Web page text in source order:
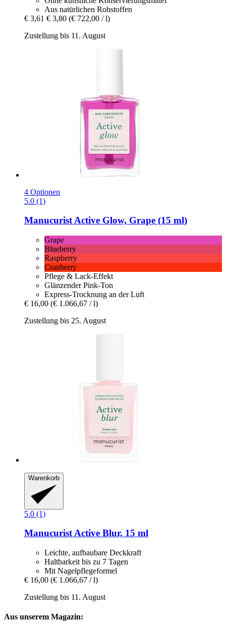
Aus natürlichen Rohstoffen
€ 3,61 € 3,80 (€ 722,00 / l)
Zustellung bis 11. August
4 Optionen
5.0 (1)
ManucuristActive Glow, Grape (15 ml)
Grape
Blueberry
Raspberry
Cranberry
Pflege & Lack-Effekt
Glänzender Pink-Ton
Express-Trocknung an der Luft
€ 16,00 (€ 1.066,67 / l)
Zustellung bis 25. August
Warenkorb
5.0 (1)
ManucuristActive Blur, 15 ml
Leichte, aufbaubare Deckkraft
Haltbarkeit bis zu 7 Tagen
Mit Nagelpflegeformel
€ 16,00 (€ 1.066,67 / l)
Zustellung bis 11. August
Aus unserem Magazin: